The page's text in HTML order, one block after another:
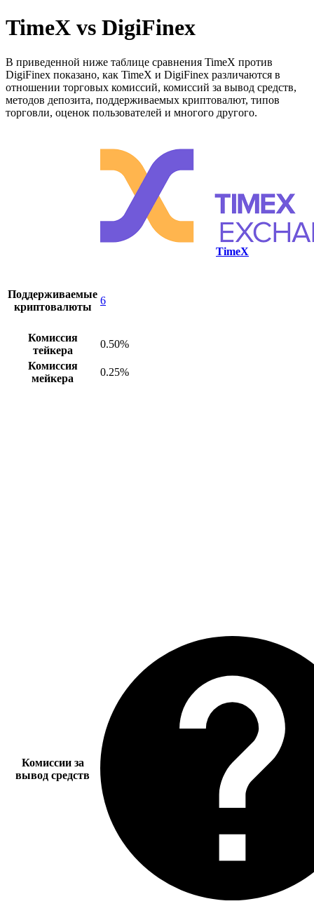
TimeX vs DigiFinex
В приведенной ниже таблице сравнения TimeX против
DigiFinex показано, как TimeX и DigiFinex различаются в
отношении торговых комиссий, комиссий за вывод средств,
методов депозита, поддерживаемых криптовалют, типов
торговли, оценок пользователей и многого другого.
TimeX
Поддерживаемые
криптовалюты
6
Комиссия
тейкера
0.50%
Комиссия
мейкера
0.25%
Комиссии за
вывод средств